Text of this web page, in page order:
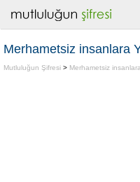
Merhametsiz insanlara
Mutluluğun Şifresi > Merhametsiz